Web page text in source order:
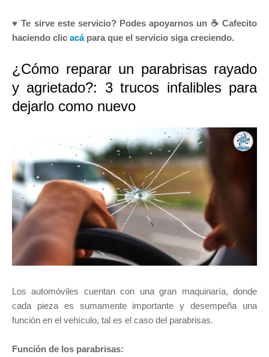
♥ Te sirve este servicio? Podes apoyarnos un ☕ Cafecito
haciendo clic acápara que el servicio siga creciendo.
¿Cómo reparar un parabrisas rayado
y agrietado?: 3 trucos infalibles para
dejarlo como nuevo
Los automóviles cuentan con una gran maquinaría, donde
cada pieza es sumamente importante y desempeña una
función en el vehículo, tal es el caso del parabrisas.
Función de los parabrisas: